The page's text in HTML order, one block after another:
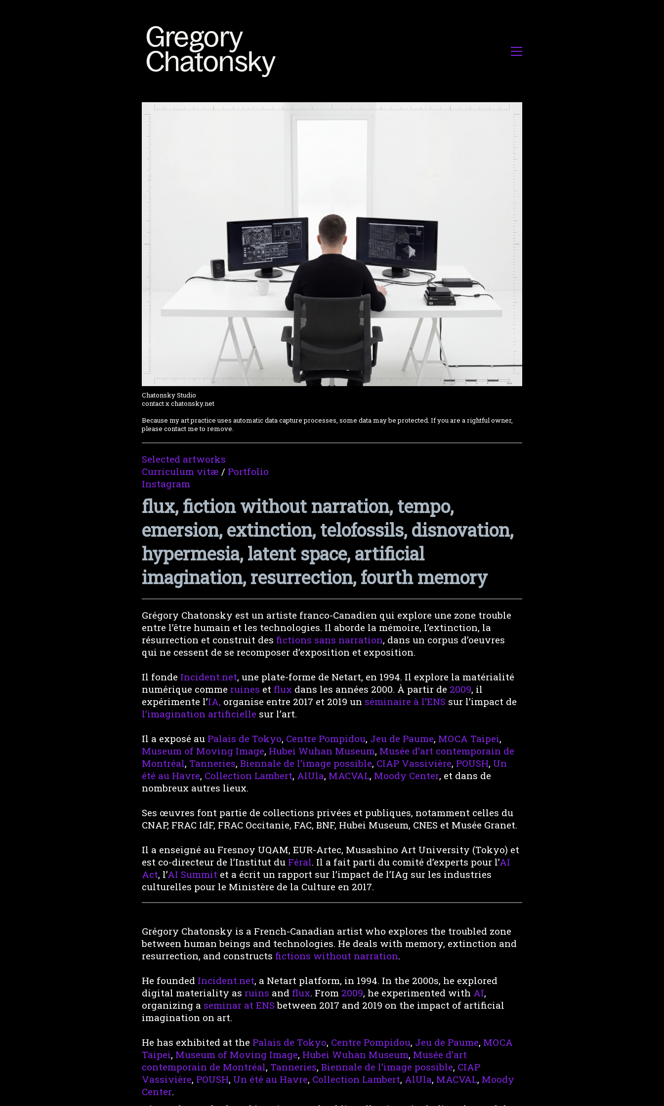
Chatonsky Studio
contact x chatonsky.net
Because my art practice uses automatic data capture processes, some data may be protected. If you are a rightful owner,
please contact me to remove.
Selected artworks
Curriculum vitæ / Portfolio
Instagram
flux, fiction without narration, tempo,
emersion, extinction, telofossils, disnovation,
hypermesia, latent space, artificial
imagination, resurrection, fourth memory
Grégory Chatonsky est un artiste franco-Canadien qui explore une zone trouble
entre l’être humain et les technologies. Il aborde la mémoire, l’extinction, la
résurrection et construit des fictions sans narration, dans un corpus d’oeuvres
qui ne cessent de se recomposer d’exposition et exposition.
Il fonde Incident.net, une plate-forme de Netart, en 1994. Il explore la matérialité
numérique comme ruines et flux dans les années 2000. À partir de 2009, il
expérimente l’IA, organise entre 2017 et 2019 un séminaire à l’ENS sur l’impact de
l’imagination artificielle sur l’art.
Il a exposé au Palais de Tokyo, Centre Pompidou, Jeu de Paume, MOCA Taipei,
Museum of Moving Image, Hubei Wuhan Museum, Musée d’art contemporain de
Montréal, Tanneries, Biennale de l’image possible, CIAP Vassivière, POUSH, Un
été au Havre, Collection Lambert, AlUla, MACVAL, Moody Center, et dans de
nombreux autres lieux.
Ses œuvres font partie de collections privées et publiques, notamment celles du
CNAP, FRAC IdF, FRAC Occitanie, FAC, BNF, Hubei Museum, CNES et Musée Granet.
Il a enseigné au Fresnoy UQAM, EUR-Artec, Musashino Art University (Tokyo) et
est co-directeur de l’Institut du Féral. Il a fait parti du comité d’experts pour l’AI
Act, l’AI Summit et a écrit un rapport sur l’impact de l’IAg sur les industries
culturelles pour le Ministère de la Culture en 2017.
Grégory Chatonsky is a French-Canadian artist who explores the troubled zone
between human beings and technologies. He deals with memory, extinction and
resurrection, and constructs fictions without narration.
He founded Incident.net, a Netart platform, in 1994. In the 2000s, he explored
digital materiality as ruins and flux. From 2009, he experimented with AI,
organizing a seminar at ENS between 2017 and 2019 on the impact of artificial
imagination on art.
He has exhibited at the Palais de Tokyo, Centre Pompidou, Jeu de Paume, MOCA
Taipei, Museum of Moving Image, Hubei Wuhan Museum, Musée d’art
contemporain de Montréal, Tanneries, Biennale de l’image possible, CIAP
Vassivière, POUSH, Un été au Havre, Collection Lambert, AlUla, MACVAL, Moody
Center.